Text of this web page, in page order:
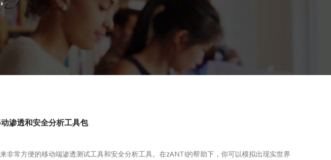
渗透和安全分析工具包
非常方便的移动端渗透测试工具和安全分析工具。在zANTI的帮助下，你可以模拟出现实世界